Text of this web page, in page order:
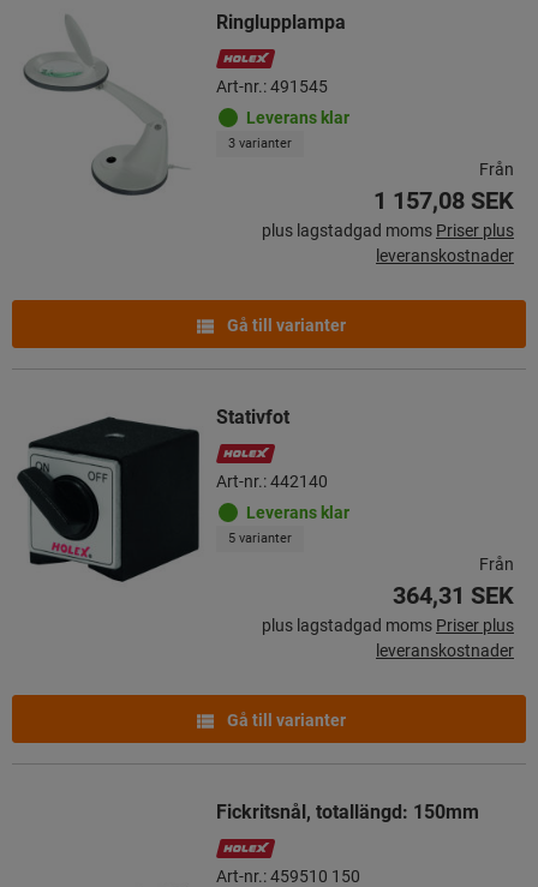
Ringlupplampa
Art-nr.: 491545
Leverans klar
3 varianter
Från
1 157,08 SEK
plus lagstadgad moms Priser plus
leveranskostnader
Gå till varianter
Stativfot
Art-nr.: 442140
Leverans klar
5 varianter
Från
364,31 SEK
plus lagstadgad moms Priser plus
leveranskostnader
Gå till varianter
Fickritsnål, totallängd: 150mm
Art-nr.: 459510 150